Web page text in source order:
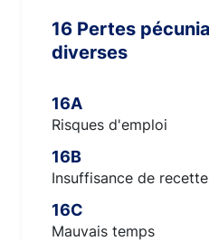
16 Pertes pécuniaires
diverses
16A
Risques d'emploi
16B
Insuffisance de
16C
Mauvais temps